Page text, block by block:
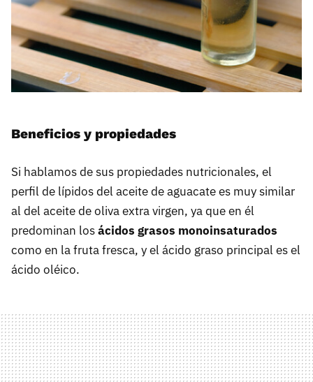
Beneficios y propiedades
Si hablamos de sus propiedades nutricionales, el
perfil de lípidos del aceite de aguacate es muy similar
al del aceite de oliva extra virgen, ya que en él
predominan losácidos grasos monoinsaturados
como en la fruta fresca, y el ácido graso principal es el
ácido oléico.